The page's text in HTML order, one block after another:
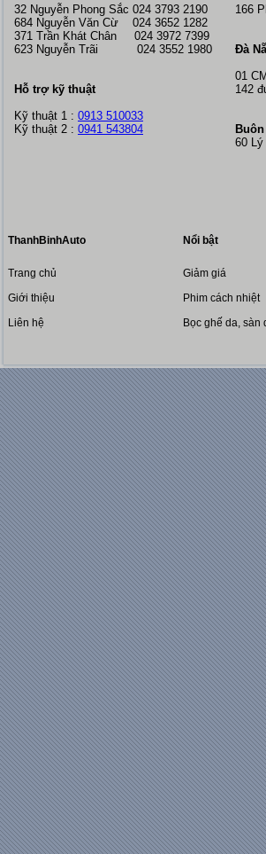
32 Nguyễn Phong Sắc 024 3793 2190
684 Nguyễn Văn Cừ 024 3652 1282
371 Trần Khát Chân 024 3972 7399
623 Nguyễn Trãi 024 3552 1980
Hỗ trợ kỹ thuật
Kỹ thuật 1 : 0913 510033
Kỹ thuật 2 : 0941 543804
166
Đà
01
142
60
ThanhBinhAuto
Trang chủ
Giới thiệu
Liên hệ
Nổi bật
Giảm giá
Phim cách nhiệt
Bọc ghế da, sàn